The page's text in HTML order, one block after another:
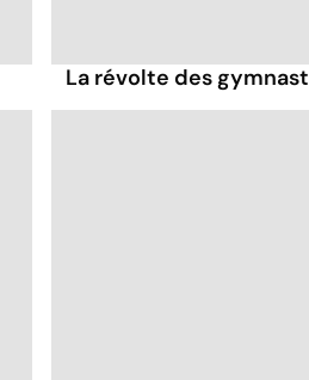
La révolte des